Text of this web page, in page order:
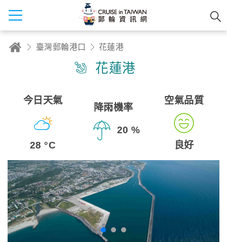
臺灣郵輪港口 花蓮港
花蓮港
今日天氣
28 °C
降雨機率
20 %
空氣品質
良好